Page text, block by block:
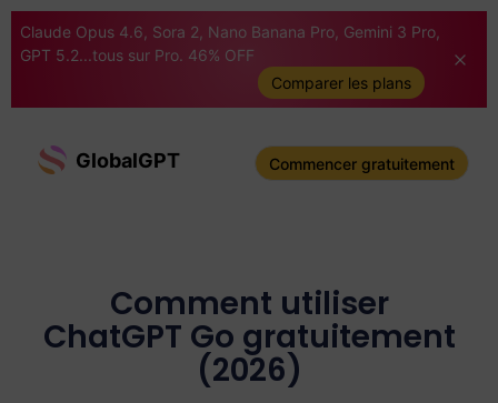
Claude Opus 4.6, Sora 2, Nano Banana Pro, Gemini 3 Pro,
GPT 5.2...tous sur Pro. 46% OFF
Comparer les plans
GlobalGPT Commencer gratuitement
Comment utiliser
ChatGPT Go gratuitement
(2026)